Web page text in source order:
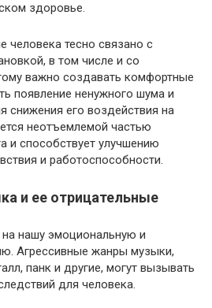
здоровье.
человека тесно связано с
в том числе и со
важно создавать комфортные
появление ненужного шума и
снижения его воздействия на
неотъемлемой частью
и способствует улучшению
и работоспособности.
и ее отрицательные
нашу эмоциональную и
Агрессивные жанры музыки,
панк и другие, могут вызывать
для человека.